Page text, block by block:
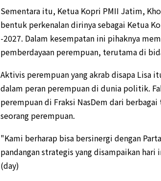
Sementara itu, Ketua Kopri PMII Jatim,
bentuk perkenalan dirinya sebagai Ketua
-2027. Dalam kesempatan ini pihaknya
pemberdayaan perempuan, terutama di
Aktivis perempuan yang akrab disapa Lisa
dalam peran perempuan di dunia politik.
perempuan di Fraksi NasDem dari
seorang perempuan.
"Kami berharap bisa bersinergi dengan
pandangan strategis yang disampaikan
(day)